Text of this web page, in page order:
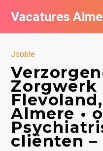
Vacatures
Jooble
Zorgwerk
Almere •
cliënten –
Vacatures per bedrijf
Nieuwsbrief feed